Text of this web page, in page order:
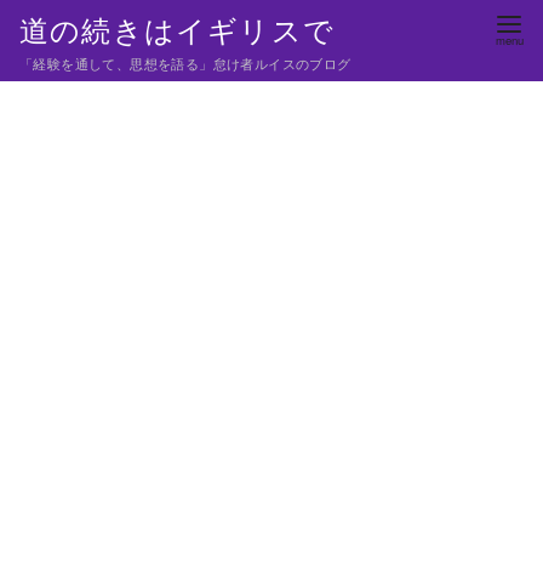
テ
道の続きはイギリスで
「経験を通して、思想を語る」怠け者ルイスのブログ